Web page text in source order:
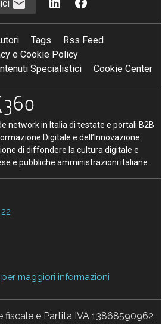
Tags
Rss Feed
e Cookie Policy
Specialistici
Cookie Center
network in Italia di testate e portali B2B
Digitale e dell’Innovazione
di diffondere la cultura digitale e
e pubbliche amministrazioni italiane.
maggiori informazioni
e Partita IVA 13868590962